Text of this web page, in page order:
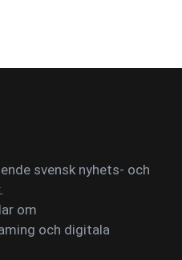
svensk nyhets- och
om
och digitala